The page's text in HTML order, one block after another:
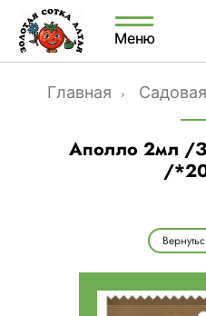
Меню
Главная
Аполло 2мл /
/